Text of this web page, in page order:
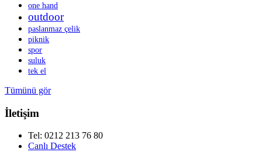
one hand
outdoor
paslanmaz çelik
piknik
spor
suluk
tek el
Tümünü gör
İletişim
Tel: 0212 213 76 80
Canlı Destek